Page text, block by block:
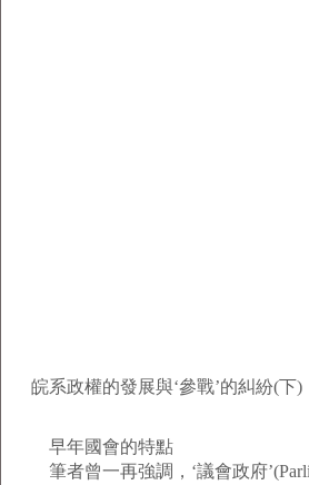
皖系政權的發展與‘參戰’的糾紛(下)
早年國會的特點
筆者曾一再強調，‘議會政府